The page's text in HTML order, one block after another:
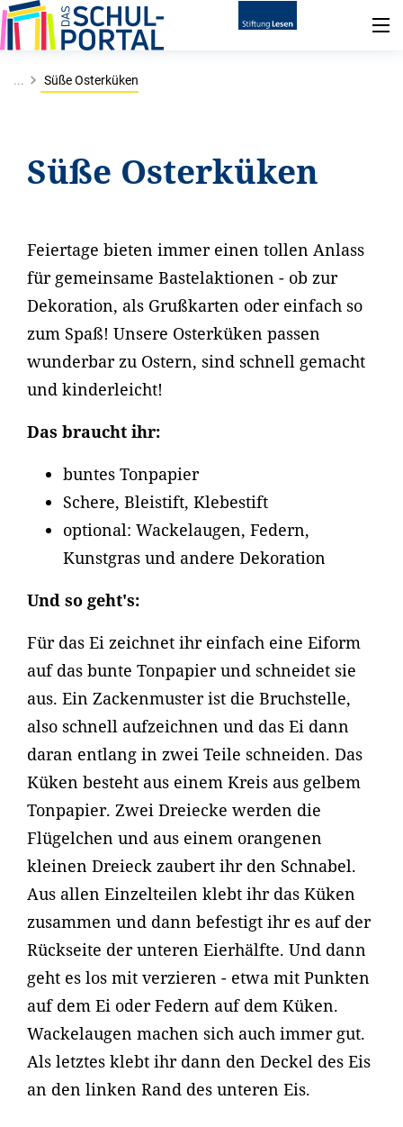
... Süße Osterküken
Süße Osterküken
Feiertage bieten immer einen tollen Anlass
für gemeinsame Bastelaktionen - ob zur
Dekoration, als Grußkarten oder einfach so
zum Spaß! Unsere Osterküken passen
wunderbar zu Ostern, sind schnell gemacht
und kinderleicht!
Das braucht ihr:
buntes Tonpapier
Schere, Bleistift, Klebestift
optional: Wackelaugen, Federn,
Kunstgras und andere Dekoration
Und so geht's:
Für das Ei zeichnet ihr einfach eine Eiform
auf das bunte Tonpapier und schneidet sie
aus. Ein Zackenmuster ist die Bruchstelle,
also schnell aufzeichnen und das Ei dann
daran entlang in zwei Teile schneiden. Das
Küken besteht aus einem Kreis aus gelbem
Tonpapier. Zwei Dreiecke werden die
Flügelchen und aus einem orangenen
kleinen Dreieck zaubert ihr den Schnabel.
Aus allen Einzelteilen klebt ihr das Küken
zusammen und dann befestigt ihr es auf der
Rückseite der unteren Eierhälfte. Und dann
geht es los mit verzieren - etwa mit Punkten
auf dem Ei oder Federn auf dem Küken.
Wackelaugen machen sich auch immer gut.
Als letztes klebt ihr dann den Deckel des Eis
an den linken Rand des unteren Eis.